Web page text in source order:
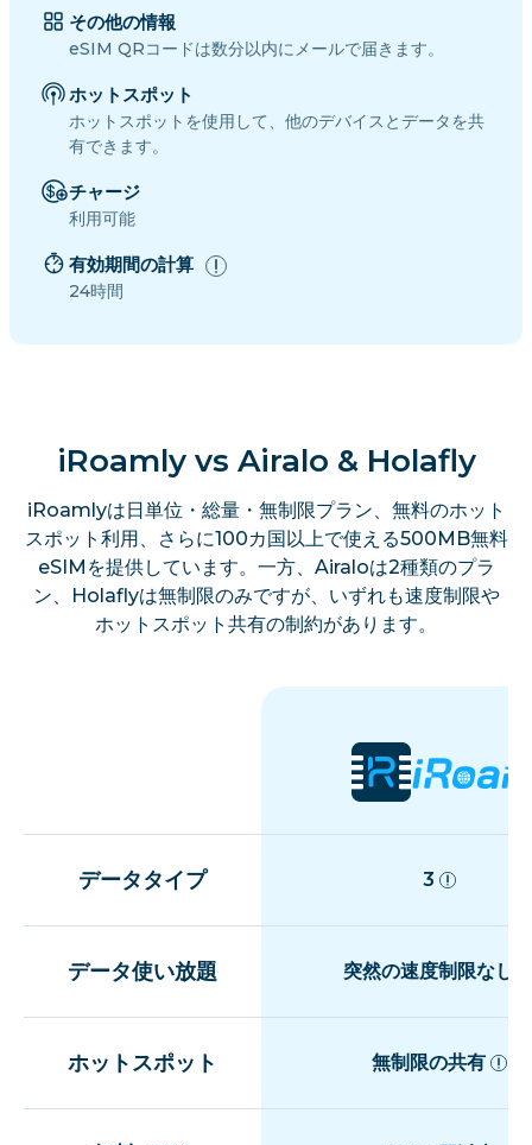
その他の情報
eSIM QRコードは数分以内にメールで届きます。
ホットスポット
ホットスポットを使用して、他のデバイスとデータを共
有できます。
チャージ
利用可能
有効期間の計算
24時間
iRoamly vs Airalo & Holafly
iRoamlyは日単位・総量・無制限プラン、無料のホット
スポット利用、さらに100カ国以上で使える500MB無料
eSIMを提供しています。一方、Airaloは2種類のプラ
ン、Holaflyは無制限のみですが、いずれも速度制限や
ホットスポット共有の制約があります。
データタイプ 3
データ使い放題 突然の速度制限なし
ホットスポット 無制限の共有